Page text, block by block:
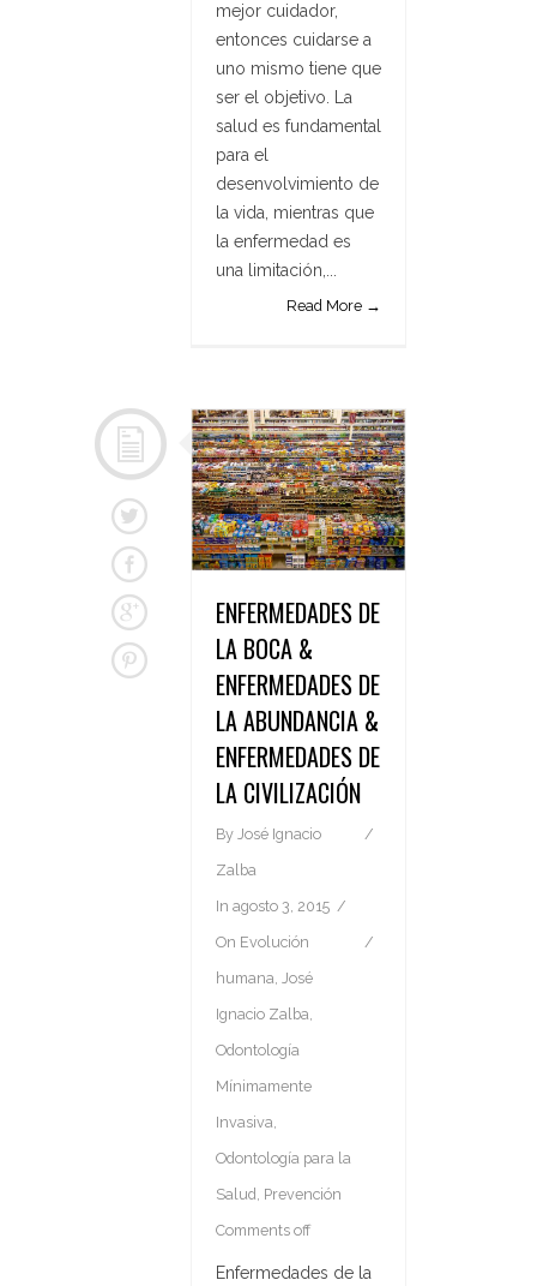
mejor cuidador,
entonces cuidarse a
uno mismo tiene que
ser el objetivo. La
salud es fundamental
para el
desenvolvimiento de
la vida, mientras que
la enfermedad es
una limitación,...
Read More →
ENFERMEDADES DE
LA BOCA &
ENFERMEDADES DE
LA ABUNDANCIA &
ENFERMEDADES DE
LA CIVILIZACIÓN
By José Ignacio
Zalba
In agosto 3, 2015
On Evolución
humana
José
Ignacio Zalba
Odontología
Mínimamente
Invasiva
Odontología para la
Salud Prevención
Comments off
Enfermedades de la